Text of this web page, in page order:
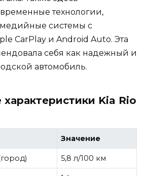
технологии,
системы с
CarPlay и Android Auto. Эта
себя как надежный и
автомобиль.
характеристики Kia Rio
Значение
5,8 л/100 км